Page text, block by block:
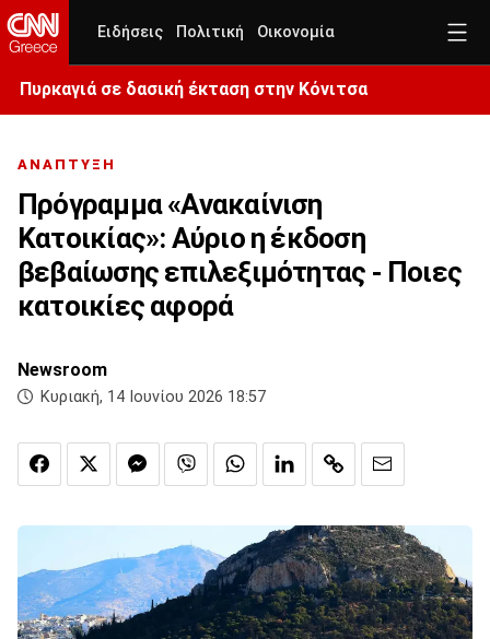
Ειδήσεις Πολιτική Οικονομία
Πυρκαγιά σε δασική έκταση στην Κόνιτσα
ΑΝΑΠΤΥΞΗ
Πρόγραμμα «Ανακαίνιση
Κατοικίας»: Αύριο η έκδοση
βεβαίωσης επιλεξιμότητας - Ποιες
κατοικίες αφορά
Newsroom
Κυριακή, 14 Ιουνίου 2026 18:57